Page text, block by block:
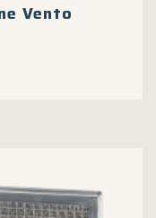
Vento